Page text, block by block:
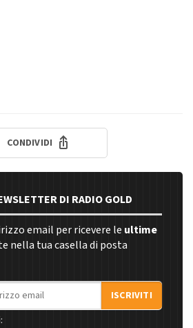
CONDIVIDI
DI RADIO GOLD
email per ricevere le ultime
nella tua casella di posta
ISCRIVITI